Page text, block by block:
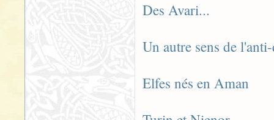
Des Avari...
Un autre sens de
Elfes nés en Aman